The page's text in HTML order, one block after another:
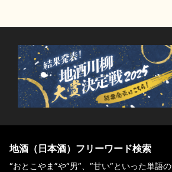
日本酒の楽しみ方特集
地酒・イベント情報
地酒（日本酒）フリーワード検索
“おとこやま”や“男”、”甘い”といった単語